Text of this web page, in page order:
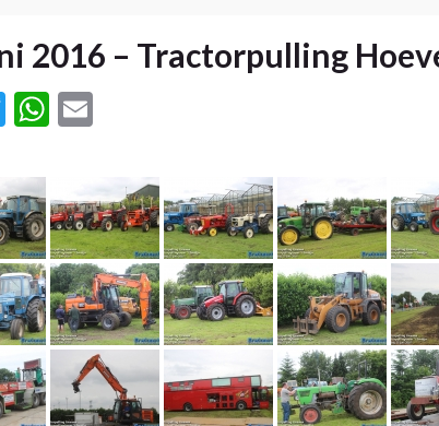
2016 – Tractorpulling
TwitterWhatsApp